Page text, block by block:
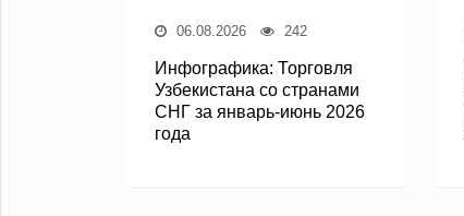
06.08.2026 242
Инфографика: Торговля
Узбекистана со странами
СНГ за январь-июнь 2026
года